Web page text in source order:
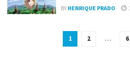
BY HENRIQUE PRADO
1 2 … 6